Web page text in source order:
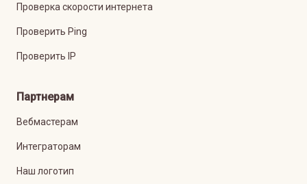
Проверка скорости интернета
Проверить Ping
Проверить IP
Партнерам
Вебмастерам
Интеграторам
Наш логотип